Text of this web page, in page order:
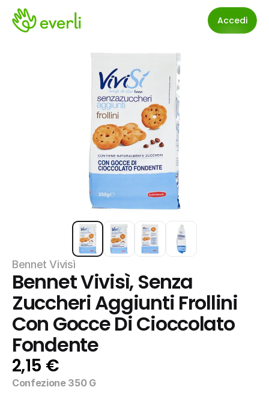
Accedi
Bennet Vivisì
Bennet Vivisì, Senza
Zuccheri Aggiunti Frollini
Con Gocce Di Cioccolato
Fondente
2,15 €
Confezione 350 G